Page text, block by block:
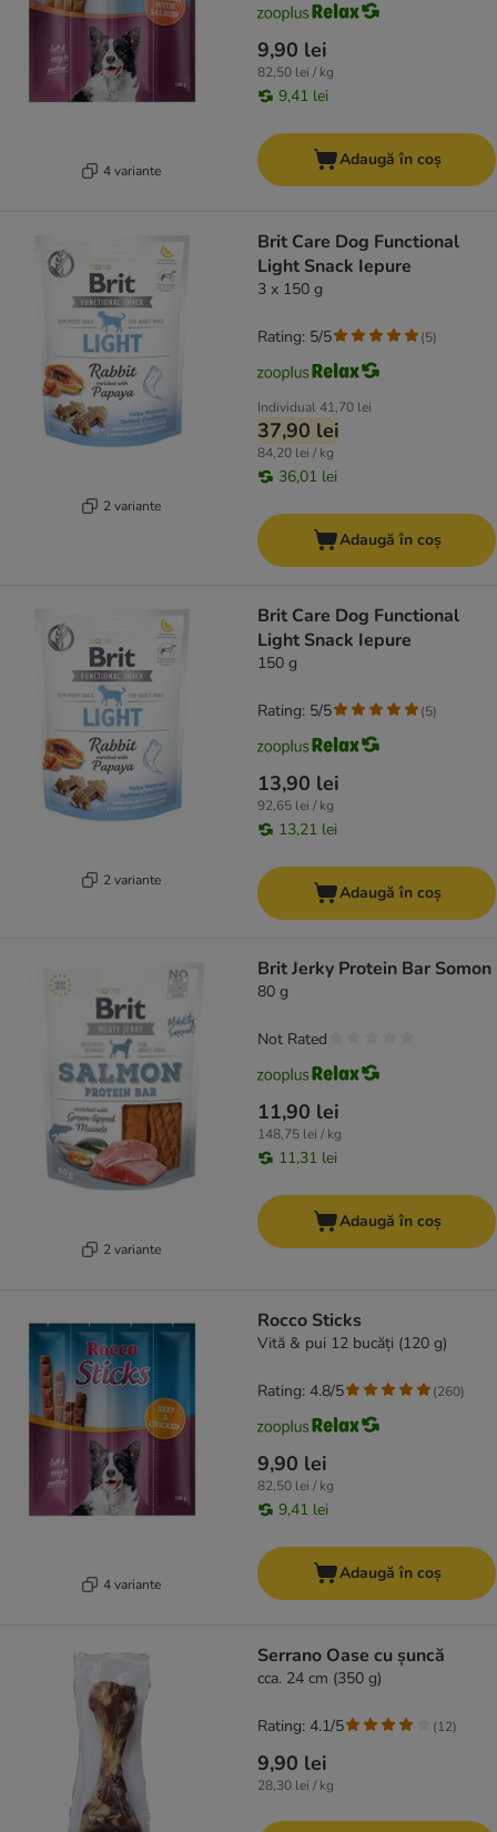
4 variante
9,90 lei
82,50 lei / kg
9,41 lei
Adaugă în coș
2 variante
Brit Care Dog Functional
Light Snack Iepure
3 x 150 g
Individual41,70 lei
37,90 lei
84,20 lei / kg
36,01 lei
Rating: 5/5 (5)
Adaugă în coș
2 variante
Brit Care Dog Functional
Light Snack Iepure
150 g
13,90 lei
92,65 lei / kg
13,21 lei
Rating: 5/5 (5)
Adaugă în coș
2 variante
Brit Jerky Protein Bar Somon
80 g
11,90 lei
148,75 lei / kg
11,31 lei
Not Rated
Adaugă în coș
4 variante
Rocco Sticks
Vită & pui 12 bucăți (120 g)
9,90 lei
82,50 lei / kg
9,41 lei
Rating: 4.8/5 (260)
Adaugă în coș
Serrano Oase cu șuncă
cca. 24 cm (350 g)
9,90 lei
28,30 lei / kg
Rating: 4.1/5 (12)